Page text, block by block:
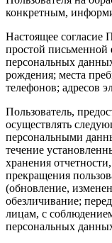
конкретным,
Настоящее согласие
простой
персональных
рождения; места
телефонов; адресов
Пользователь,
осуществлять
персональными
течение
хранения
прекращения
(обновление,
обезличивание;
лицам, с
персональных